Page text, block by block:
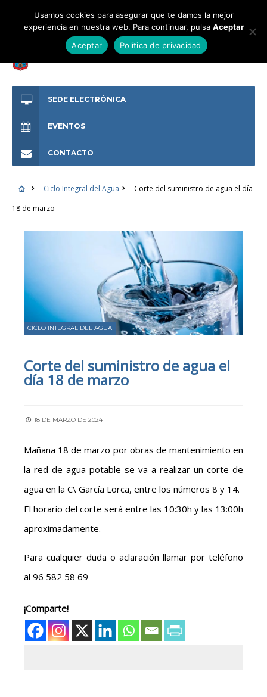
SEDE ELECTRÓNICA
EVENTOS
CONTACTO
Ciclo Integral del Agua
Corte del suministro de agua el día
18 de marzo
CICLO INTEGRAL DEL AGUA
Corte del suministro de agua el
día 18 de marzo
18 DE MARZO DE 2024
Mañana 18 de marzo por obras de mantenimiento en
la red de agua potable se va a realizar un corte de
agua en la C\ García Lorca, entre los números 8 y 14.
El horario del corte será entre las 10:30h y las 13:00h
aproximadamente.
Para cualquier duda o aclaración llamar por teléfono
al 96 582 58 69
¡Comparte!
Usamos cookies para asegurar que te damos la mejor
experiencia en nuestra web. Para continuar, pulsa Aceptar
Aceptar
Política de privacidad